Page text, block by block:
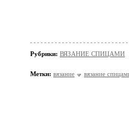
Рубрики: ВЯЗАНИЕ СПИЦАМИ
Метки: вязание вязание